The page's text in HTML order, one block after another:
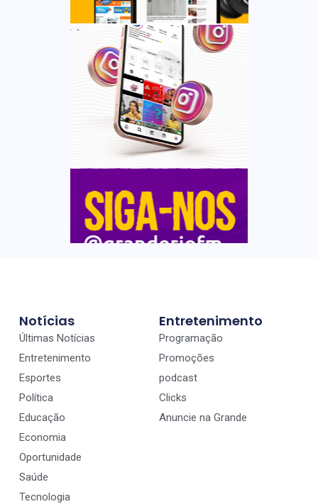
Notícias
Últimas Notícias
Entretenimento
Esportes
Política
Educação
Economia
Oportunidade
Saúde
Tecnologia
Entretenimento
Programação
Promoções
podcast
Clicks
Anuncie na Grande